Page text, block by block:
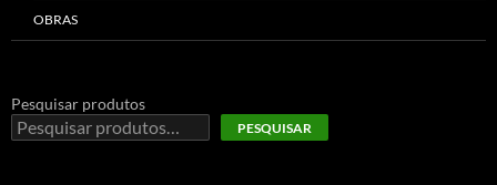
OBRAS
Pesquisar produtos
PESQUISAR